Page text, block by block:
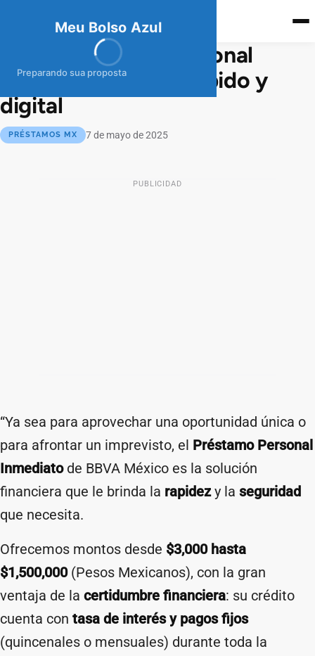
Meu Bolso Azul
Preparando sua proposta
meubolso Azul
BBVA Préstamo Personal
Inmediato: dinero rápido y
digital
PRÉSTAMOS MX 7 de mayo de 2025
PUBLICIDAD
“Ya sea para aprovechar una oportunidad única o
para afrontar un imprevisto, el Préstamo Personal
Inmediatode BBVA México es la solución
financiera que le brinda la rapidezy la seguridad
que necesita.
Ofrecemos montos desde $3,000 hasta
$1,500,000(Pesos Mexicanos), con la gran
ventaja de la certidumbre financiera: su crédito
cuenta con tasa de interés y pagos fijos
(quincenales o mensuales) durante toda la